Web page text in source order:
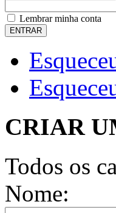
Lembrar minha conta
CRIAR
Todos os
Nome: